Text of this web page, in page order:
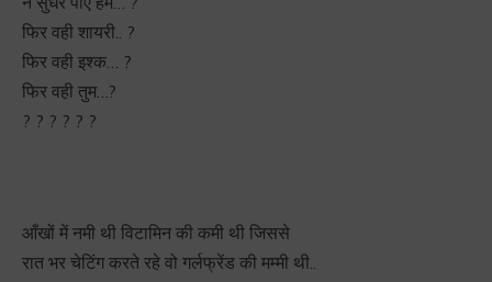
फिर वही शायरी.. ?
फिर वही इश्क… ?
फिर वही तुम…?
? ? ? ? ? ?
आँखों में नमी थी विटामिन की कमी थी जिससे
रात भर चेटिंग करते रहे वो गर्लफ्रेंड की मम्मी थी..